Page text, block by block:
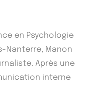
en Psychologie
Nanterre, Manon
Après une
interne